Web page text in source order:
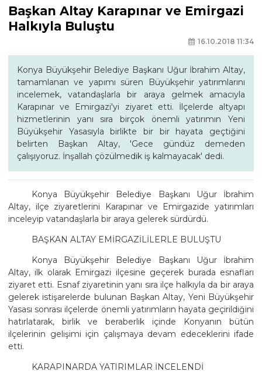
Başkan Altay Karapınar ve Emirgazi
Halkıyla Buluştu
16.10.2018 11:34
Konya Büyükşehir Belediye Başkanı Uğur İbrahim Altay,
tamamlanan ve yapımı süren Büyükşehir yatırımlarını
incelemek, vatandaşlarla bir araya gelmek amacıyla
Karapınar ve Emirgazi'yi ziyaret etti. İlçelerde altyapı
hizmetlerinin yanı sıra birçok önemli yatırımın Yeni
Büyükşehir Yasasıyla birlikte bir bir hayata geçtiğini
belirten Başkan Altay, 'Gece gündüz demeden
çalışıyoruz. İnşallah çözülmedik iş kalmayacak' dedi.
Konya Büyükşehir Belediye Başkanı Uğur İbrahim
Altay, ilçe ziyaretlerini Karapınar ve Emirgazide yatırımları
inceleyip vatandaşlarla bir araya gelerek sürdürdü.
BAŞKAN ALTAY EMİRGAZİLİLERLE BULUŞTU
Konya Büyükşehir Belediye Başkanı Uğur İbrahim
Altay, ilk olarak Emirgazi ilçesine geçerek burada esnafları
ziyaret etti. Esnaf ziyaretinin yanı sıra ilçe halkıyla da bir araya
gelerek istişarelerde bulunan Başkan Altay, Yeni Büyükşehir
Yasası sonrası ilçelerde önemli yatırımların hayata geçirildiğini
hatırlatarak, birlik ve beraberlik içinde Konyanın bütün
ilçelerinin gelişimi için çalışmaya devam edeceklerini ifade
etti.
KARAPINARDA YATIRIMLAR İNCELENDİ